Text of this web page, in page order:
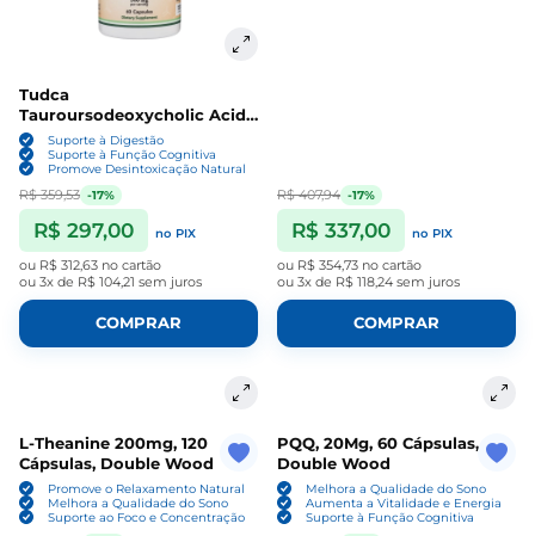
Tudca
Tauroursodeoxycholic Acid,
500Mg, 60 Cápsulas, Double
Wood
Suporte à Digestão
Suporte à Função Cognitiva
Promove Desintoxicação Natural
R$ 359,53 -17%
R$ 297,00 no PIX
ou R$ 312,63 no cartão
ou 3x de R$ 104,21 sem juros
COMPRAR
R$ 407,94 -17%
R$ 337,00 no PIX
ou R$ 354,73 no cartão
ou 3x de R$ 118,24 sem juros
COMPRAR
L-Theanine 200mg, 120
Cápsulas, Double Wood
Promove o Relaxamento Natural
Melhora a Qualidade do Sono
Suporte ao Foco e Concentração
PQQ, 20Mg, 60 Cápsulas,
Double Wood
Melhora a Qualidade do Sono
Aumenta a Vitalidade e Energia
Suporte à Função Cognitiva